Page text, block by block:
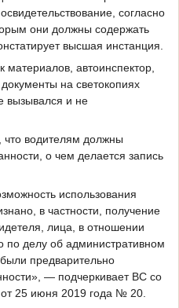
согласно
они должны содержать
высшая инстанция.
автоинспектор,
на светокопиях
вызывался и не
водителям должны
о чем делается запись
использования
в частности, получение
лица, в отношении
по делу об административном
предварительно
— подчеркивает ВС со
25 июня 2019 года № 20.